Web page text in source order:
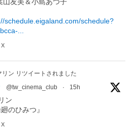
schedule.eigaland.com/schedule?
...
X
リン リツイートされました
@tw_cinema_club · 15h
ン
のひみつ』
X